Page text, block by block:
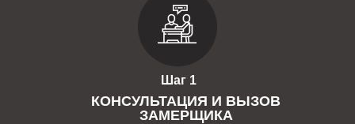
Шаг 1
КОНСУЛЬТАЦИЯ И ВЫЗОВ
ЗАМЕРЩИКА